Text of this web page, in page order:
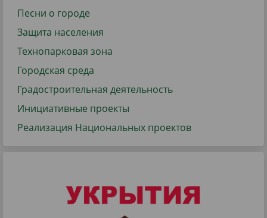
Песни о городе
Защита населения
Технопарковая зона
Городская среда
Градостроительная деятельность
Инициативные проекты
Реализация Национальных проектов